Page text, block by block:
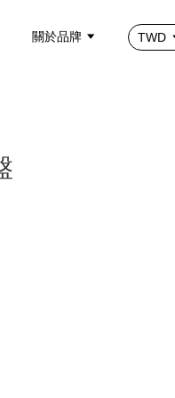
關於品牌